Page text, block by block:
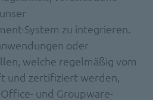
System zu integrieren.
oder
welche regelmäßig vom
und zertifiziert werden,
und Groupware-